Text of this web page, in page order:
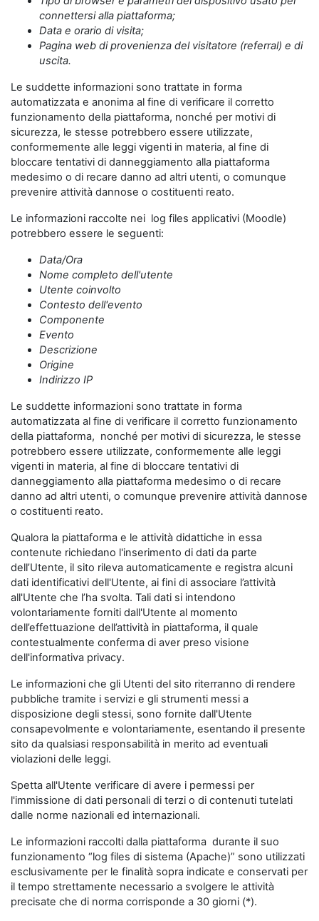
connettersi alla piattaforma;
Data e orario di visita;
Pagina web di provenienza del visitatore (referral) e di
uscita.
Le suddette informazioni sono trattate in forma
automatizzata e anonima al fine di verificare il corretto
funzionamento della piattaforma, nonché per motivi di
sicurezza, le stesse potrebbero essere utilizzate,
conformemente alle leggi vigenti in materia, al fine di
bloccare tentativi di danneggiamento alla piattaforma
medesimo o di recare danno ad altri utenti, o comunque
prevenire attività dannose o costituenti reato.
Le informazioni raccolte nei log files applicativi (Moodle)
potrebbero essere le seguenti:
Data/Ora
Nome completo dell'utente
Utente coinvolto
Contesto dell'evento
Componente
Evento
Descrizione
Origine
Indirizzo IP
Le suddette informazioni sono trattate in forma
automatizzata al fine di verificare il corretto funzionamento
della piattaforma, nonché per motivi di sicurezza, le stesse
potrebbero essere utilizzate, conformemente alle leggi
vigenti in materia, al fine di bloccare tentativi di
danneggiamento alla piattaforma medesimo o di recare
danno ad altri utenti, o comunque prevenire attività dannose
o costituenti reato.
Qualora la piattaforma e le attività didattiche in essa
contenute richiedano l'inserimento di dati da parte
dell’Utente, il sito rileva automaticamente e registra alcuni
dati identificativi dell'Utente, ai fini di associare l’attività
all'Utente che l’ha svolta. Tali dati si intendono
volontariamente forniti dall'Utente al momento
dell’effettuazione dell’attività in piattaforma, il quale
contestualmente conferma di aver preso visione
dell'informativa privacy.
Le informazioni che gli Utenti del sito riterranno di rendere
pubbliche tramite i servizi e gli strumenti messi a
disposizione degli stessi, sono fornite dall'Utente
consapevolmente e volontariamente, esentando il presente
sito da qualsiasi responsabilità in merito ad eventuali
violazioni delle leggi.
Spetta all'Utente verificare di avere i permessi per
l'immissione di dati personali di terzi o di contenuti tutelati
dalle norme nazionali ed internazionali.
Le informazioni raccolti dalla piattaforma durante il suo
funzionamento “log files di sistema (Apache)” sono utilizzati
esclusivamente per le finalità sopra indicate e conservati per
il tempo strettamente necessario a svolgere le attività
precisate che di norma corrisponde a 30 giorni (*).